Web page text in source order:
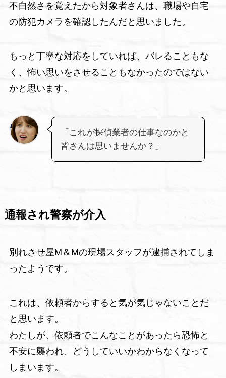
不自然さを覚えたから対象者さんは、職場や自宅
の防犯カメラを確認したんだと思いました。
もっと丁寧な対応をしていれば、バレることもな
く、怖い思いをさせることもなかったのではない
かと思います。
「これが探偵業者の仕事なのかと
皆さんは思いませんか？」
通報され警察が介入
別れさせ屋M＆Mの現場スタッフが逮捕されてしま
ったようです。
これは、依頼者からすると気が気じゃないことだ
と思います。
わたしが、依頼者でこんなことがあったら恐怖と
不安に襲われ、どうしていいかわからなくなって
しまいます。